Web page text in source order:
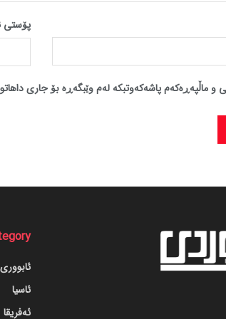
پۆستی
و ماڵپەڕەکەم پاشەکەوتبکە لەم وێبگەڕە بۆ جاری
ئابووری
ئاسیا
ئەفریقا